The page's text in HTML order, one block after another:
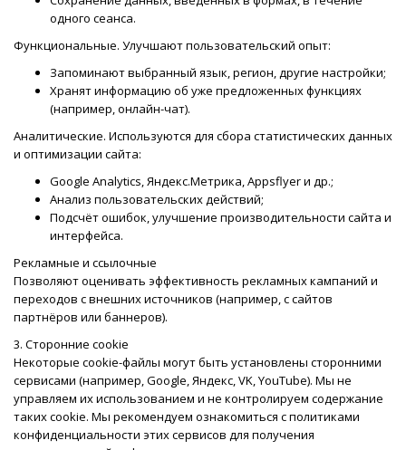
одного сеанса.
Функциональные. Улучшают пользовательский опыт:
Запоминают выбранный язык, регион, другие настройки;
Хранят информацию об уже предложенных функциях
(например, онлайн-чат).
Аналитические. Используются для сбора статистических данных
и оптимизации сайта:
Google Analytics, Яндекс.Метрика, Appsflyer и др.;
Анализ пользовательских действий;
Подсчёт ошибок, улучшение производительности сайта и
интерфейса.
Рекламные и ссылочные
Позволяют оценивать эффективность рекламных кампаний и
переходов с внешних источников (например, с сайтов
партнёров или баннеров).
3. Сторонние cookie
Некоторые cookie-файлы могут быть установлены сторонними
сервисами (например, Google, Яндекс, VK, YouTube). Мы не
управляем их использованием и не контролируем содержание
таких cookie. Мы рекомендуем ознакомиться с политиками
конфиденциальности этих сервисов для получения